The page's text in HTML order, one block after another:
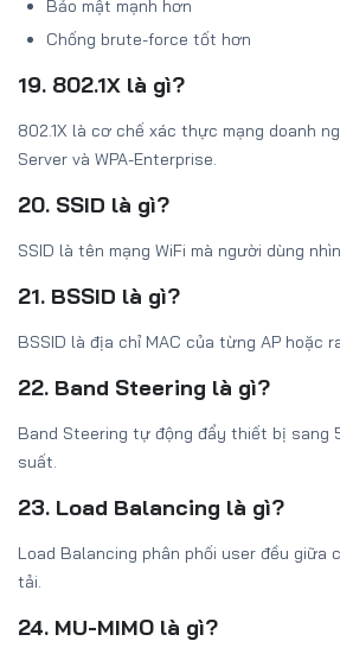
Bảo mật mạnh hơn
Chống brute-force tốt hơn
19. 802.1X là gì?
802.1X là cơ chế xác thực mạng doanh
Server và WPA-Enterprise.
20. SSID là gì?
SSID là tên mạng WiFi mà người dùng
21. BSSID là gì?
BSSID là địa chỉ MAC của từng AP hoặc
22. Band Steering là gì?
Band Steering tự động đẩy thiết bị sang
suất.
23. Load Balancing là gì?
Load Balancing phân phối user đều giữa
tải.
24. MU-MIMO là gì?